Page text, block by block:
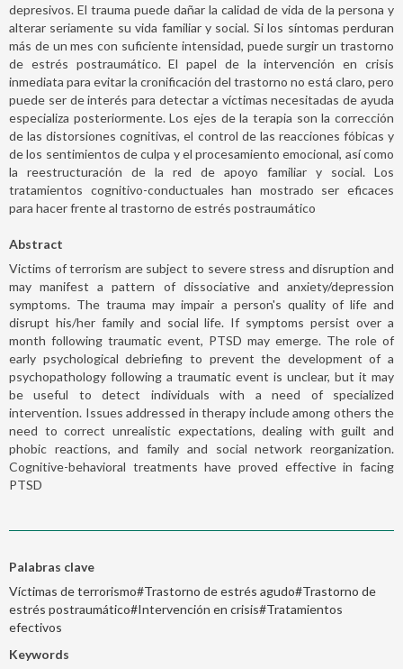
depresivos. El trauma puede dañar la calidad de vida de la persona y
alterar seriamente su vida familiar y social. Si los síntomas perduran
más de un mes con suficiente intensidad, puede surgir un trastorno
de estrés postraumático. El papel de la intervención en crisis
inmediata para evitar la cronificación del trastorno no está claro, pero
puede ser de interés para detectar a víctimas necesitadas de ayuda
especializa posteriormente. Los ejes de la terapia son la corrección
de las distorsiones cognitivas, el control de las reacciones fóbicas y
de los sentimientos de culpa y el procesamiento emocional, así como
la reestructuración de la red de apoyo familiar y social. Los
tratamientos cognitivo-conductuales han mostrado ser eficaces
para hacer frente al trastorno de estrés postraumático
Abstract
Victims of terrorism are subject to severe stress and disruption and
may manifest a pattern of dissociative and anxiety/depression
symptoms. The trauma may impair a person's quality of life and
disrupt his/her family and social life. If symptoms persist over a
month following traumatic event, PTSD may emerge. The role of
early psychological debriefing to prevent the development of a
psychopathology following a traumatic event is unclear, but it may
be useful to detect individuals with a need of specialized
intervention. Issues addressed in therapy include among others the
need to correct unrealistic expectations, dealing with guilt and
phobic reactions, and family and social network reorganization.
Cognitive-behavioral treatments have proved effective in facing
PTSD
Palabras clave
Víctimas de terrorismo#Trastorno de estrés agudo#Trastorno de
estrés postraumático#Intervención en crisis#Tratamientos
efectivos
Keywords